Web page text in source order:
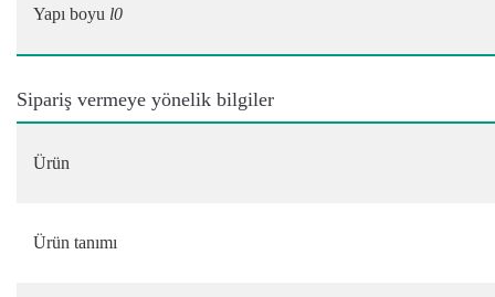
Yapı boyu l0
Sipariş vermeye yönelik bilgiler
Ürün
Ürün tanımı